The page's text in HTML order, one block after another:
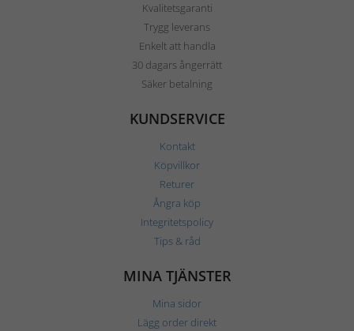
Kvalitetsgaranti
Trygg leverans
Enkelt att handla
30 dagars ångerrätt
Säker betalning
KUNDSERVICE
Kontakt
Köpvillkor
Returer
Ångra köp
Integritetspolicy
Tips & råd
MINA TJÄNSTER
Mina sidor
Lägg order direkt